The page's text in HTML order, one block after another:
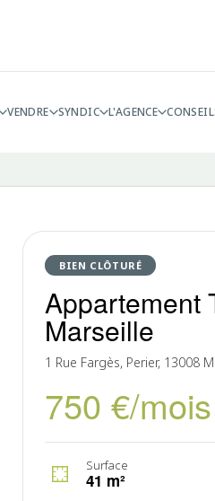
VENDRE SYNDIC L'AGENCE
BIEN CLÔTURÉ
Appartement
Marseille
1 Rue Fargès, Perier, 13008
750 €/mois
Surface
41 m²